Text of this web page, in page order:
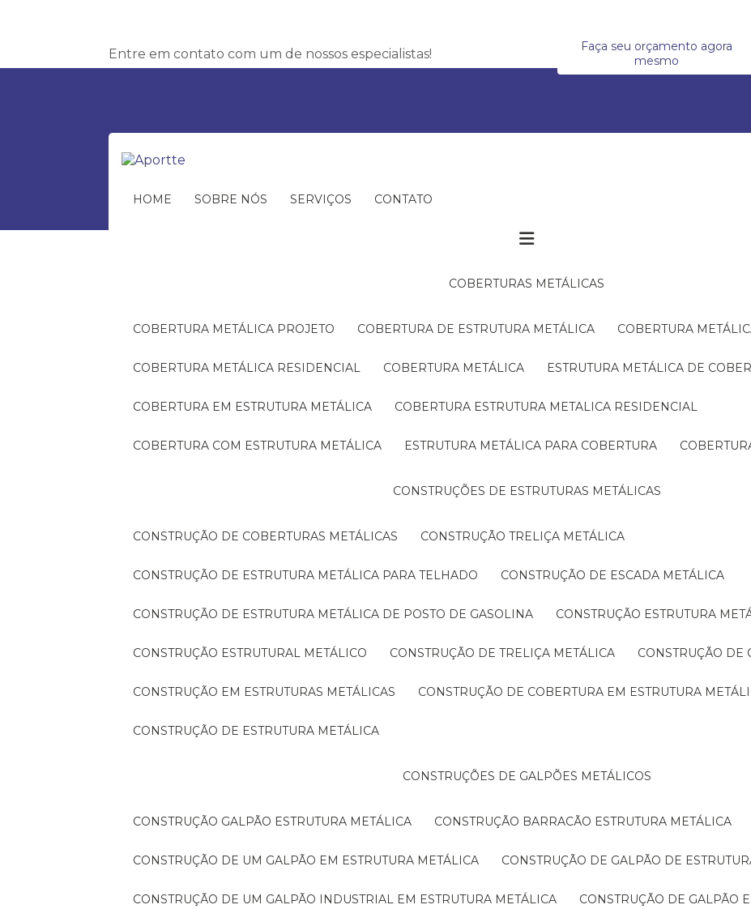
Entre em contato com um de nossos especialistas!
Faça seu orçamento agora
mesmo
HOME SOBRE NÓS SERVIÇOS CONTATO
COBERTURAS METÁLICAS
COBERTURA METÁLICA PROJETO COBERTURA DE ESTRUTURA METÁLICA COBERTURA
COBERTURA METÁLICA RESIDENCIAL COBERTURA METÁLICA ESTRUTURA METÁLICA DE
COBERTURA EM ESTRUTURA METÁLICA COBERTURA ESTRUTURA METALICA RESIDENCIAL
COBERTURA COM ESTRUTURA METÁLICA ESTRUTURA METÁLICA PARA COBERTURA
CONSTRUÇÕES DE ESTRUTURAS METÁLICAS
CONSTRUÇÃO DE COBERTURAS METÁLICAS CONSTRUÇÃO TRELIÇA METÁLICA
CONSTRUÇÃO DE ESTRUTURA METÁLICA PARA TELHADO CONSTRUÇÃO DE ESCADA METÁLICA
CONSTRUÇÃO DE ESTRUTURA METÁLICA DE POSTO DE GASOLINA CONSTRUÇÃO ESTRUTURA
CONSTRUÇÃO ESTRUTURAL METÁLICO CONSTRUÇÃO DE TRELIÇA METÁLICA CONSTRUÇÃO
CONSTRUÇÃO EM ESTRUTURAS METÁLICAS CONSTRUÇÃO DE COBERTURA EM ESTRUTURA
CONSTRUÇÃO DE ESTRUTURA METÁLICA
CONSTRUÇÕES DE GALPÕES METÁLICOS
CONSTRUÇÃO GALPÃO ESTRUTURA METÁLICA CONSTRUÇÃO BARRACÃO ESTRUTURA METÁLICA
CONSTRUÇÃO DE UM GALPÃO EM ESTRUTURA METÁLICA CONSTRUÇÃO DE GALPÃO DE
CONSTRUÇÃO DE UM GALPÃO INDUSTRIAL EM ESTRUTURA METÁLICA CONSTRUÇÃO DE GALPÃO